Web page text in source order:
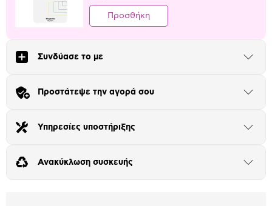
Προσθήκη
Συνδύασε το με
Άνοιξε
Προστάτεψε την αγορά σου
Άνοιξε
Υπηρεσίες υποστήριξης
Άνοιξε
Ανακύκλωση συσκευής
Άνοιξε